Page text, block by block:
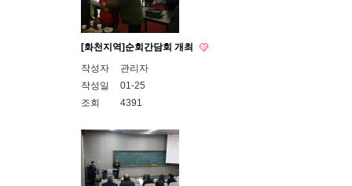
[화천지역]순회간담회 개최
작성자
관리자
작성일
01-25
조회
4391